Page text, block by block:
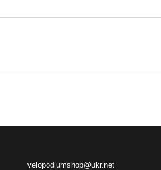
velopodiumshop@ukr.net